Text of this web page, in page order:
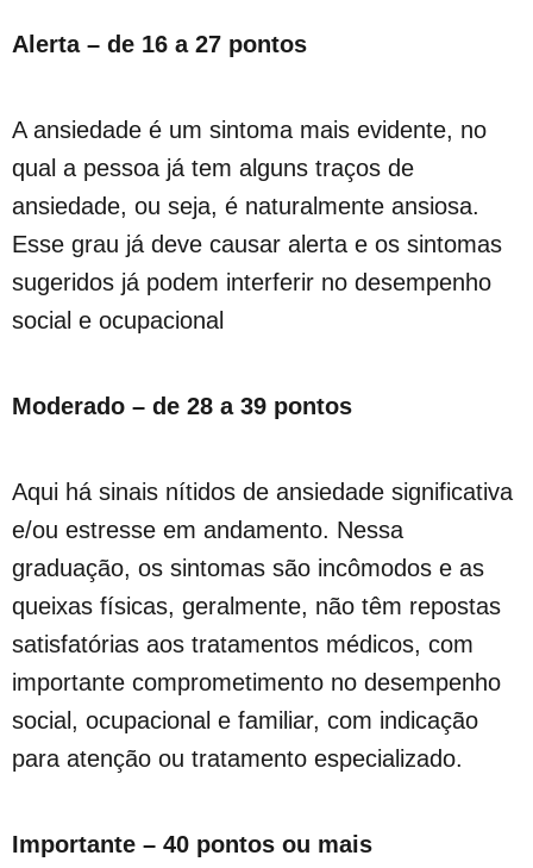
Alerta – de 16 a 27 pontos
A ansiedade é um sintoma mais evidente, no
qual a pessoa já tem alguns traços de
ansiedade, ou seja, é naturalmente ansiosa.
Esse grau já deve causar alerta e os sintomas
sugeridos já podem interferir no desempenho
social e ocupacional
Moderado – de 28 a 39 pontos
Aqui há sinais nítidos de ansiedade significativa
e/ou estresse em andamento. Nessa
graduação, os sintomas são incômodos e as
queixas físicas, geralmente, não têm repostas
satisfatórias aos tratamentos médicos, com
importante comprometimento no desempenho
social, ocupacional e familiar, com indicação
para atenção ou tratamento especializado.
Importante – 40 pontos ou mais